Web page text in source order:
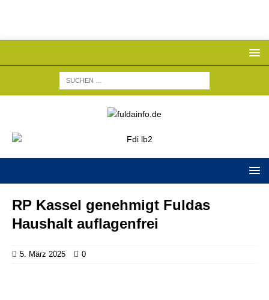
RP Kassel genehmigt Fuldas
Haushalt auflagenfrei
5. März 2025 0